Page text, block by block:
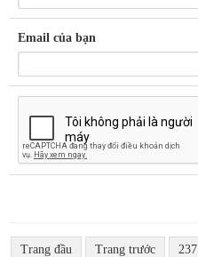
Email của bạn
Trang đầu Trang trước 237